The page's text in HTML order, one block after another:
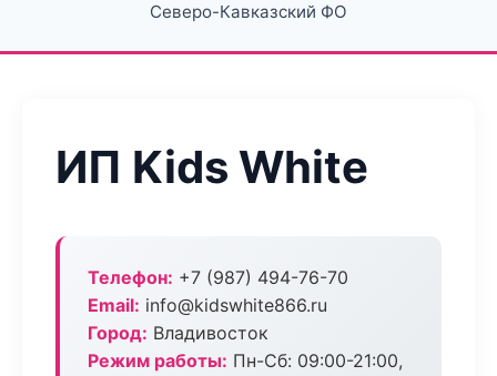
Северо-Кавказский ФО
ИП Kids White
Телефон: +7 (987) 494-76-70
Email: info@kidswhite866.ru
Город: Владивосток
Режим работы: Пн-Сб: 09:00-21:00,